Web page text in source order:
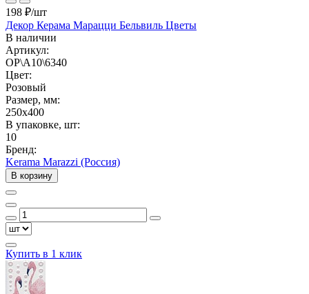
198 ₽/шт
Декор Керама Марацци Бельвиль Цветы
В наличии
Артикул:
OP\A10\6340
Цвет:
Розовый
Размер, мм:
250x400
В упаковке, шт:
10
Бренд:
Kerama Marazzi (Россия)
В корзину
Купить в 1 клик